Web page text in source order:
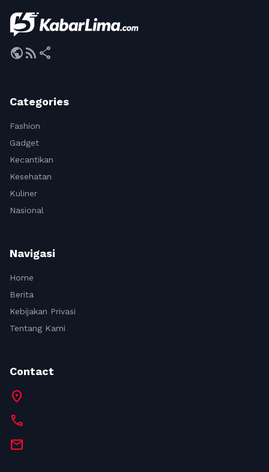
publicrss_feed share
Categories
Fashion
Gadget
Kecantikan
Kesehatan
Kuliner
Nasional
Navigasi
Home
Berita
Kebijakan Privasi
Tentang Kami
Contact
location_on
call
mail